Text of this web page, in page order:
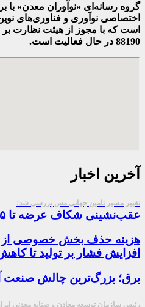
گروه رسانه‌ای «نوآوران معدن» با
اختصاصی نوآوری و فناوری‌های
است که با مجوز از هیئت نظارت
88190 در حال فعالیت است.
آخرین اخبار
تغییر مسیر تامین جهانی مس بررسی شد؛
عقب‌نشینی شکاف عرضه تا ۲۰۳۵
هزینه حذف بخش خصوصی از
افزایش فشار بر تولید تا
برق؛ بزرگ‌ترین چالش صنعت
رئیس سازمان توسعه معادن و صنایع معدنی